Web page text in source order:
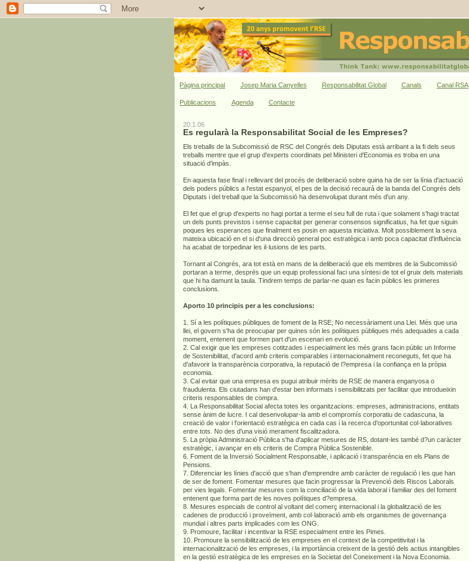
Pàgina principal Josep Maria Canyelles Responsabilitat Global Canals Canal RSA
Publicacions Agenda Contacte
20.1.06
Es regularà la Responsabilitat Social de les Empreses?
Els treballs de la Subcomissió de RSC del Congrés dels Diputats està arribant a la fi dels seus
treballs mentre que el grup d'experts coordinats pel Ministeri d'Economia es troba en una
situació d'impàs.
En aquesta fase final i rellevant del procés de deliberació sobre quina ha de ser la línia d'actuació
dels poders públics a l'estat espanyol, el pes de la decisió recaurà de la banda del Congrés dels
Diputats i del treball que la Subcomissió ha desenvolupat durant més d'un any.
El fet que el grup d'experts no hagi portat a terme el seu full de ruta i que solament s'hagi tractat
un dels punts previstos i sense capacitat per generar consensos significatius, ha fet que siguin
poques les esperances que finalment es posin en aquesta iniciativa. Molt possiblement la seva
mateixa ubicació en el si d'una direcció general poc estratègica i amb poca capacitat d'influència
ha acabat de torpedinar les il·lusions de les parts.
Tornant al Congrés, ara tot està en mans de la deliberació que els membres de la Subcomissió
portaran a terme, després que un equip professional faci una síntesi de tot el gruix dels materials
que hi ha damunt la taula. Tindrem temps de parlar-ne quan es facin públics les primeres
conclusions.
Aporto 10 principis per a les conclusions:
1. Sí a les polítiques públiques de foment de la RSE; No necessàriament una Llei. Més que una
llei, el govern s'ha de preocupar per quines són les polítiques públiques més adequades a cada
moment, entenent que formen part d'un escenari en evolució.
2. Cal exigir que les empreses cotitzades i especialment les més grans facin públic un Informe
de Sostenibilitat, d'acord amb criteris comparables i internacionalment reconeguts, fet que ha
d'afavorir la transparència corporativa, la reputació de l?empresa i la confiança en la pròpia
economia.
3. Cal evitar que una empresa es pugui atribuir mèrits de RSE de manera enganyosa o
fraudulenta. Els ciutadans han d'estar ben informats i sensibilitzats per facilitar que introdueixin
criteris responsables de compra.
4. La Responsabilitat Social afecta totes les organitzacions: empreses, administracions, entitats
sense ànim de lucre. I cal desenvolupar-la amb el compromís corporatiu de cadascuna, la
creació de valor i l'orientació estratègica en cada cas i la recerca d'oportunitat col·laboratives
entre tots. No des d'una visió merament fiscalitzadora.
5. La pròpia Administració Pública s'ha d'aplicar mesures de RS, dotant-les també d?un caràcter
estratègic, i avançar en els criteris de Compra Pública Sostenible.
6. Foment de la Inversió Socialment Responsable, i aplicació i transparència en els Plans de
Pensions.
7. Diferenciar les línies d'acció que s'han d'emprendre amb caràcter de regulació i les que han
de ser de foment. Fomentar mesures que facin progressar la Prevenció dels Riscos Laborals
per vies legals. Fomentar mesures com la conciliació de la vida laboral i familiar des del foment
entenent que forma part de les noves polítiques d?empresa.
8. Mesures especials de control al voltant del comerç internacional i la globalització de les
cadenes de producció i proveïment, amb col·laboració amb els organismes de governança
mundial i altres parts implicades com les ONG.
9. Promoure, facilitar i incentivar la RSE especialment entre les Pimes.
10. Promoure la sensibilització de les empreses en el context de la competitivitat i la
internacionalització de les empreses, i la importància creixent de la gestió dels actius intangibles
en la gestió estratègica de les empreses en la Societat del Coneixement i la Nova Economia.